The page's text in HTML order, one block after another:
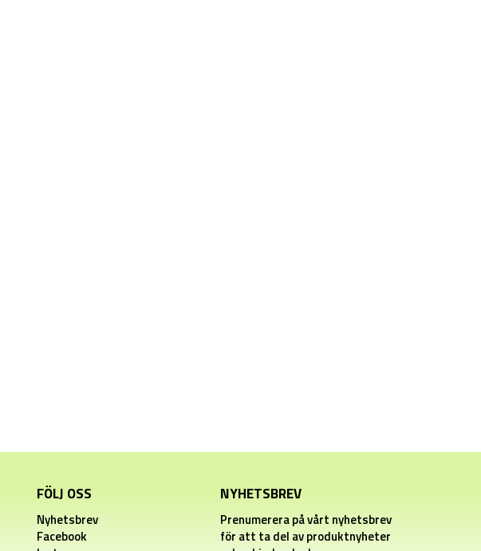
FÖLJ OSS
Nyhetsbrev
Facebook
NYHETSBREV
Prenumerera på vårt nyhetsbrev
för att ta del av produktnyheter